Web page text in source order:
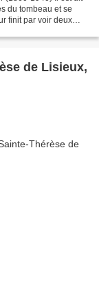
du tombeau et se
finit par voir deux
de Lisieux,